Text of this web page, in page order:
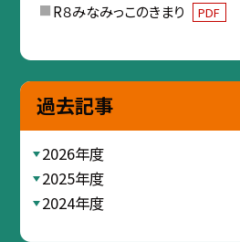
R８みなみっこのきまり PDF
過去記事
2026年度
2025年度
2024年度